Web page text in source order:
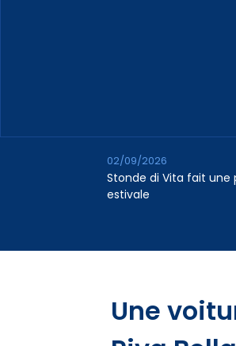
Stonde di Vita fait une
estivale
02/09/2026
Une